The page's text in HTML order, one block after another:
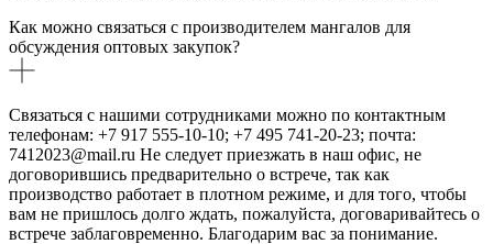
Как можно связаться с производителем мангалов для
обсуждения оптовых закупок?
Связаться с нашими сотрудниками можно по контактным
телефонам: +7 917 555-10-10; +7 495 741-20-23; почта:
7412023@mail.ru Не следует приезжать в наш офис, не
договорившись предварительно о встрече, так как
производство работает в плотном режиме, и для того, чтобы
вам не пришлось долго ждать, пожалуйста, договаривайтесь о
встрече заблаговременно. Благодарим вас за понимание.